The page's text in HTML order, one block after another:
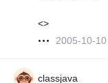
<>
2005-10-10
classjava